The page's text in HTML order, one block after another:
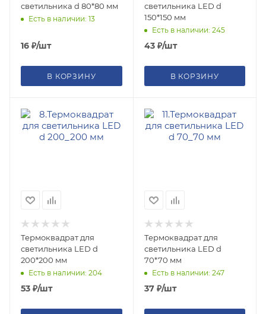
светильника d 80*80 мм
Есть в наличии: 13
16 ₽/шт
В КОРЗИНУ
светильника LED d
150*150 мм
Есть в наличии: 245
43₽/шт
В КОРЗИНУ
Термоквадрат для
светильника LED d
200*200 мм
Есть в наличии: 204
53 ₽/шт
Термоквадрат для
светильника LED d
70*70 мм
Есть в наличии: 247
37₽/шт